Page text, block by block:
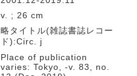
v. ; 26 cm
略タイトル(雑誌書誌レコー
ド):Circ. j
Place of publication
varies: Tokyo, -v. 83, no.